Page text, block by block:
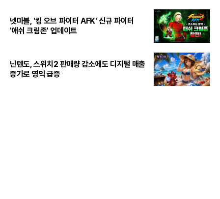
넷마블, '킹 오브 파이터 AFK' 신규 파이터
'애쉬 크림존' 업데이트
닌텐도, 스위치2 판매량 감소에도 디지털 매출
증가로 영익 급증